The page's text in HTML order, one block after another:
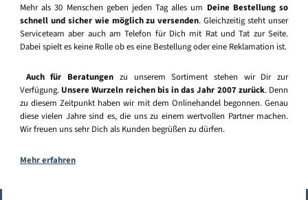
Mehr als 30 Menschen geben jeden Tag alles um Deine Bestellung so
schnell und sicher wie möglich zu versenden. Gleichzeitig steht unser
Serviceteam aber auch am Telefon für Dich mit Rat und Tat zur Seite.
Dabei spielt es keine Rolle ob es eine Bestellung oder eine Reklamation ist.
Auch für Beratungen zu unserem Sortiment stehen wir Dir zur
Verfügung. Unsere Wurzeln reichen bis in das Jahr 2007 zurück. Denn
zu diesem Zeitpunkt haben wir mit dem Onlinehandel begonnen. Genau
diese vielen Jahre sind es, die uns zu einem wertvollen Partner machen.
Wir freuen uns sehr Dich als Kunden begrüßen zu dürfen.
Mehr erfahren